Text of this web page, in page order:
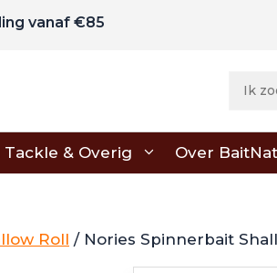
vanaf €85
Tackle & Overig Over
Roll / Nories Spinnerbait